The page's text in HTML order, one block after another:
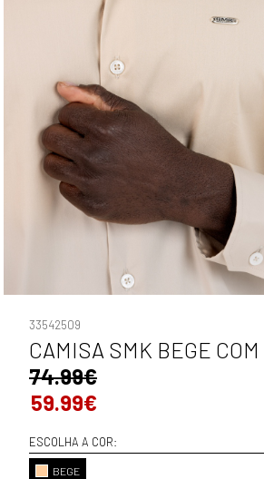
33542509
CAMISA SMK BEGE
74.99€
59.99€
ESCOLHA A COR:
BEGE